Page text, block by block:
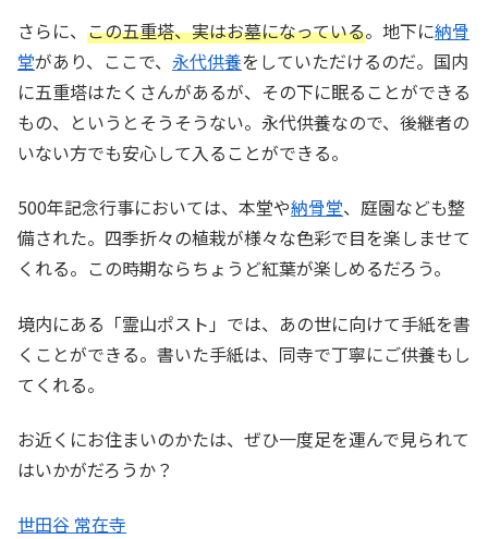
さらに、 この五重塔、実はお墓になっている。地下に納骨
堂があり、ここで、 永代供養をしていただけるのだ。国内
に五重塔はたくさんがあるが、その下に眠ることができる
もの、というとそうそうない。永代供養なので、後継者の
いない方でも安心して入ることができる。
500年記念行事においては、本堂や納骨堂、庭園なども整
備された。四季折々の植栽が様々な色彩で目を楽しませて
くれる。この時期ならちょうど紅葉が楽しめるだろう。
境内にある「霊山ポスト」では、あの世に向けて手紙を書
くことができる。書いた手紙は、同寺で丁寧にご供養もし
てくれる。
お近くにお住まいのかたは、ぜひ一度足を運んで見られて
はいかがだろうか？
世田谷 常在寺